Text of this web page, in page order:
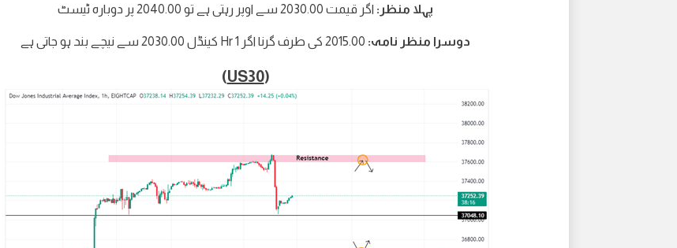
پہلا منظر: اگر قیمت 2030.00 سے اوپر رہتی ہے تو 2040.00 پر دوبارہ ٹیسٹ
دوسرا منظر نامہ: 2015.00 کی طرف گرنا اگر 1 Hr کینڈل 2030.00 سے نیچے بند ہو جاتی ہے
(
US30
)